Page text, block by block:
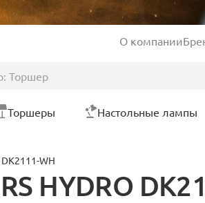
О компании
Торшеры Настольные лампы
WH
HYDRO